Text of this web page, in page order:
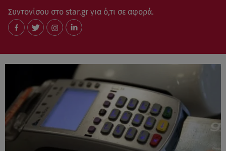
Συντονίσου στο star.gr για ό,τι σε αφορά.